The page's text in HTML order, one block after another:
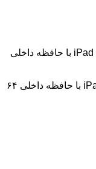
تبلت اپل مدل iPad 10.2 2021 (9th Gen) LTE با حافظه داخلی ۶۴